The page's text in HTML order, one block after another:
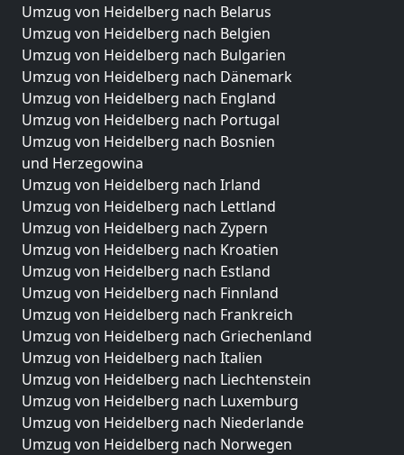
Umzug von Heidelberg nach Belarus
Umzug von Heidelberg nach Belgien
Umzug von Heidelberg nach Bulgarien
Umzug von Heidelberg nach Dänemark
Umzug von Heidelberg nach England
Umzug von Heidelberg nach Portugal
Umzug von Heidelberg nach Bosnien
und Herzegowina
Umzug von Heidelberg nach Irland
Umzug von Heidelberg nach Lettland
Umzug von Heidelberg nach Zypern
Umzug von Heidelberg nach Kroatien
Umzug von Heidelberg nach Estland
Umzug von Heidelberg nach Finnland
Umzug von Heidelberg nach Frankreich
Umzug von Heidelberg nach Griechenland
Umzug von Heidelberg nach Italien
Umzug von Heidelberg nach Liechtenstein
Umzug von Heidelberg nach Luxemburg
Umzug von Heidelberg nach Niederlande
Umzug von Heidelberg nach Norwegen